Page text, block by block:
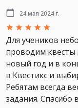
24 мая 2024 г.
Для учеников
проводим квесты
новый год и в
в Квестикс и
Ребятам всегда
задания. Спасибо